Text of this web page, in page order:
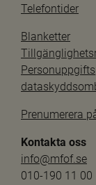
Telefontider
Blanketter
Prenumerera
Kontakta oss
info@mfof.se
010-190 11 00